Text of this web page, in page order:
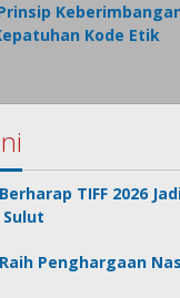
Kode Etik
TIFF 2026
Penghargaan